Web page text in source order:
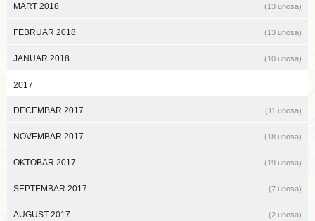
MART 2018 (13 unosa)
FEBRUAR 2018 (13 unosa)
JANUAR 2018 (10 unosa)
2017
DECEMBAR 2017 (11 unosa)
NOVEMBAR 2017 (18 unosa)
OKTOBAR 2017 (19 unosa)
SEPTEMBAR 2017 (7 unosa)
AUGUST 2017 (2 unosa)